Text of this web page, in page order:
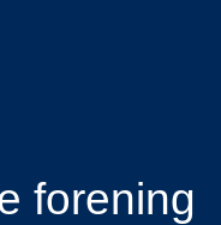
forening